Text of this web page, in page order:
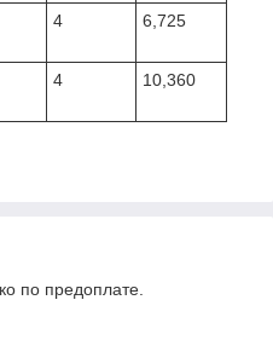
4 6,725
4 10,360
по предоплате.